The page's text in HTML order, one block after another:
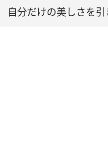
自分だけの美しさを